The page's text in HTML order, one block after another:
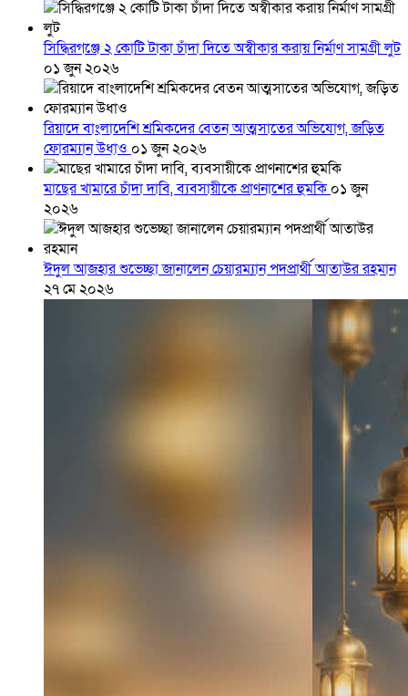
সিদ্ধিরগঞ্জে ২ কোটি টাকা চাঁদা দিতে অস্বীকার করায় নির্মাণ সামগ্রী লুট
০১ জুন ২০২৬
রিয়াদে বাংলাদেশি শ্রমিকদের বেতন আত্মসাতের অভিযোগ, জড়িত
ফোরম্যান উধাও ০১ জুন ২০২৬
মাছের খামারে চাঁদা দাবি, ব্যবসায়ীকে প্রাণনাশের হুমকি ০১ জুন
২০২৬
ঈদুল আজহার শুভেচ্ছা জানালেন চেয়ারম্যান পদপ্রার্থী আতাউর রহমান
২৭ মে ২০২৬